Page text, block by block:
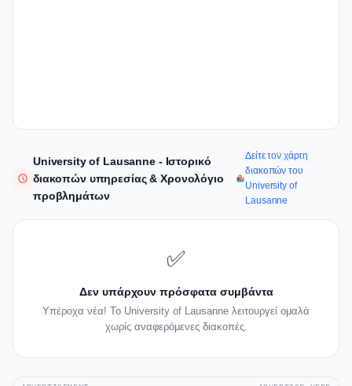
University of Lausanne - Ιστορικό
διακοπών υπηρεσίας & Χρονολόγιο
προβλημάτων
Δείτε τον χάρτη
διακοπών του
University of
Lausanne
✅
Δεν υπάρχουν πρόσφατα συμβάντα
Υπέροχα νέα! Το University of Lausanne λειτουργεί ομαλά
χωρίς αναφερόμενες διακοπές.